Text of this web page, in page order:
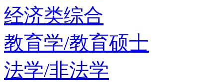
经济类综合
教育学/教育硕士
法学/非法学